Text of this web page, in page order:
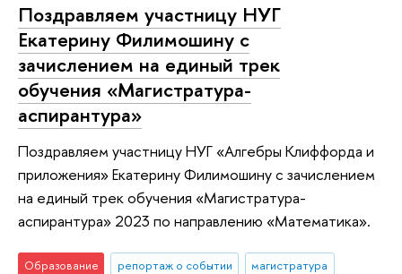
Поздравляем участницу НУГ
Екатерину Филимошину с
зачислением на единый трек
обучения «Магистратура-
аспирантура»
Поздравляем участницу НУГ «Алгебры Клиффорда и
приложения» Екатерину Филимошину с зачислением
на единый трек обучения «Магистратура-
аспирантура» 2023 по направлению «Математика».
Образование репортаж о событии
магистратура